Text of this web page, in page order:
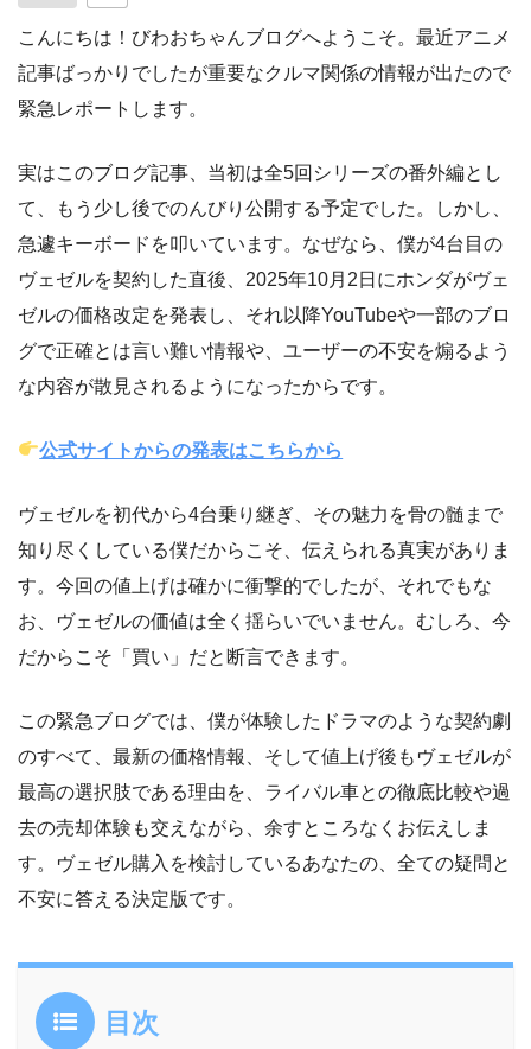
こんにちは！びわおちゃんブログへようこそ。最近アニメ
記事ばっかりでしたが重要なクルマ関係の情報が出たので
緊急レポートします。
実はこのブログ記事、当初は全5回シリーズの番外編とし
て、もう少し後でのんびり公開する予定でした。しかし、
急遽キーボードを叩いています。なぜなら、僕が4台目の
ヴェゼルを契約した直後、2025年10月2日にホンダがヴェ
ゼルの価格改定を発表し、それ以降YouTubeや一部のブロ
グで正確とは言い難い情報や、ユーザーの不安を煽るよう
な内容が散見されるようになったからです。
公式サイトからの発表はこちらから
ヴェゼルを初代から4台乗り継ぎ、その魅力を骨の髄まで
知り尽くしている僕だからこそ、伝えられる真実がありま
す。今回の値上げは確かに衝撃的でしたが、それでもな
お、ヴェゼルの価値は全く揺らいでいません。むしろ、今
だからこそ「買い」だと断言できます。
この緊急ブログでは、僕が体験したドラマのような契約劇
のすべて、最新の価格情報、そして値上げ後もヴェゼルが
最高の選択肢である理由を、ライバル車との徹底比較や過
去の売却体験も交えながら、余すところなくお伝えしま
す。ヴェゼル購入を検討しているあなたの、全ての疑問と
不安に答える決定版です。
目次